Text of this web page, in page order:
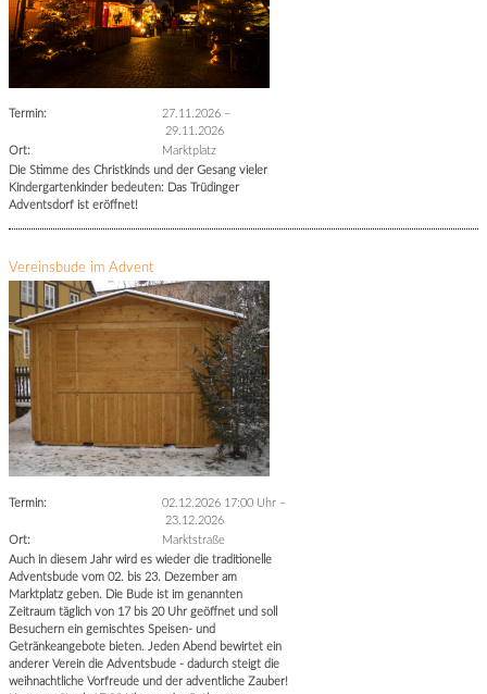
Termin: 27.11.2026 –
29.11.2026
Ort:
Marktplatz
Die Stimme des Christkinds und der Gesang vieler
Kindergartenkinder bedeuten: Das Trüdinger
Adventsdorf ist eröffnet!
Vereinsbude im Advent
Termin: 02.12.2026 17:00 Uhr –
23.12.2026
Ort:
Marktstraße
Auch in diesem Jahr wird es wieder die traditionelle
Adventsbude vom 02. bis 23. Dezember am
Marktplatz geben. Die Bude ist im genannten
Zeitraum täglich von 17 bis 20 Uhr geöffnet und soll
Besuchern ein gemischtes Speisen- und
Getränkeangebote bieten. Jeden Abend bewirtet ein
anderer Verein die Adventsbude - dadurch steigt die
weihnachtliche Vorfreude und der adventliche Zauber!